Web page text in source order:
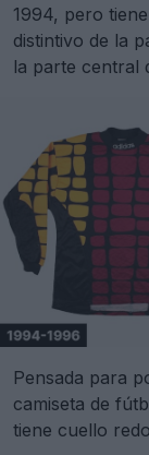
1994, pero
distintivo de la
la parte central
Pensada para
camiseta de
tiene cuello